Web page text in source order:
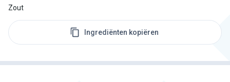
Zout
Ingrediënten kopiëren